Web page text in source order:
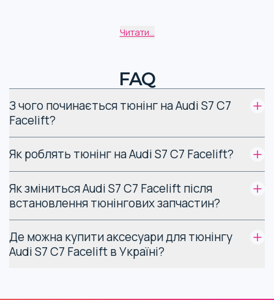
Особливості різних видів
Доступний власникамAudi S7 тюнінгзовнішнього вигляду
може включати такі роботи:
Фарбування кузова.
Нанесення малюнків (аерографія).
Тонування скла.
Установка елементів аеродинамічного обважування.
Оновлення та доповнення системи освітлення.
Заміна колісних дисків.
Перш ніж купити тюнінг Audi S7 C7 Facelift, потрібно
визначитися зі списком передбачуваних змін.
Читати...
FAQ
З чого починається тюнінг на Audi S7 C7
Facelift?
Як роблять тюнінг на Audi S7 C7 Facelift?
Як зміниться Audi S7 C7 Facelift після
встановлення тюнінгових запчастин?
Де можна купити аксесуари для тюнінгу
Audi S7 C7 Facelift в Україні?